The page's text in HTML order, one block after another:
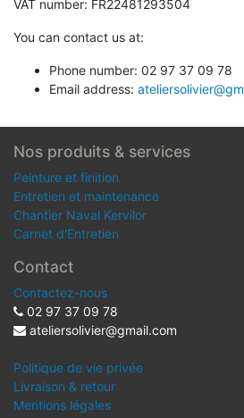
VAT number: FR22481293504
You can contact us at:
Phone number: 02 97 37 09 78
Email address:
Nos produits & services
Peinture et finition
Entretien et maintenance
Chantier Naval Kervilor
Carnet d'Entretien
Contact
Contactez-nous
02 97 37 09 78
ateliersolivier@gmail.com
Politique de vie privée
Livraison & retour
Mentions légales